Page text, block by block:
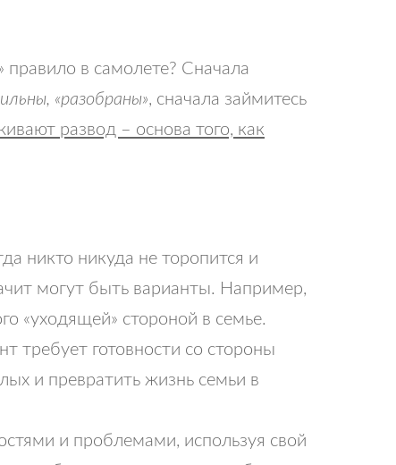
в самолете? Сначала
«разобраны», сначала займитесь
развод – основа того, как
никто никуда не торопится и
могут быть варианты. Например,
«уходящей» стороной в семье.
требует готовности со стороны
и превратить жизнь семьи в
и проблемами, используя свой